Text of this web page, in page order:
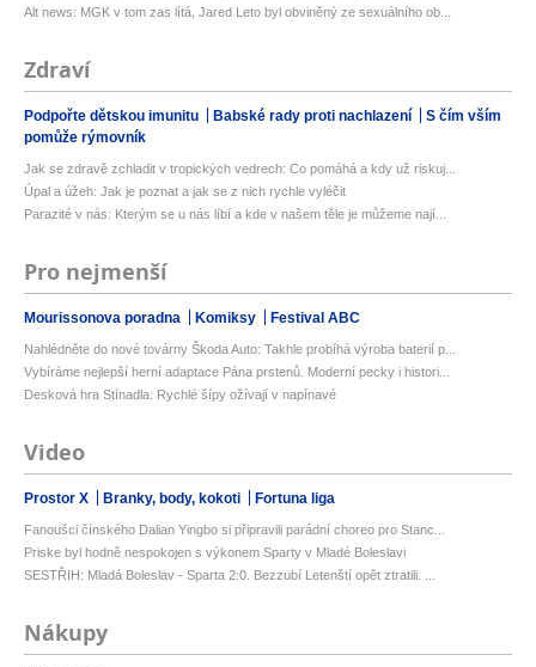
Alt news: MGK v tom zas lítá, Jared Leto byl obviněný ze sexuálního ob...
Zdraví
Podpořte dětskou imunitu Babské rady proti nachlazení
S čím vším
pomůže rýmovník
Jak se zdravě zchladit v tropických vedrech: Co pomáhá a kdy už riskuj...
Úpal a úžeh: Jak je poznat a jak se z nich rychle vyléčit
Parazité v nás: Kterým se u nás líbí a kde v našem těle je můžeme nají...
Pro nejmenší
Mourissonova poradna Komiksy Festival ABC
Nahlédněte do nové továrny Škoda Auto: Takhle probíhá výroba baterií p...
Vybíráme nejlepší herní adaptace Pána prstenů. Moderní pecky i histori...
Desková hra Stínadla: Rychlé šípy ožívají v napínavé
Video
Prostor X Branky, body, kokoti Fortuna liga
Fanoušci čínského Dalian Yingbo si připravili parádní choreo pro Stanc...
Priske byl hodně nespokojen s výkonem Sparty v Mladé Boleslavi
SESTŘIH: Mladá Boleslav - Sparta 2:0. Bezzubí Letenští opět ztratili. ...
Nákupy